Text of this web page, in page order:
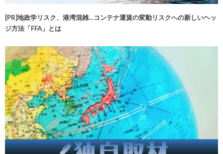
[PR]地政学リスク、港湾混雑…コンテナ運賃の変動リスクへの新しいヘッ
ジ方法「FFA」とは